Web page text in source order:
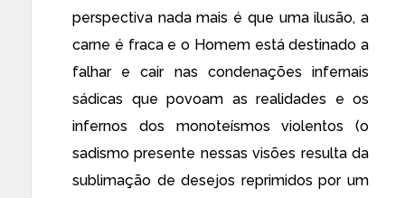
perspectiva nada mais é que uma ilusão, a
carne é fraca e o Homem está destinado a
falhar e cair nas condenações infernais
sádicas que povoam as realidades e os
infernos dos monoteísmos violentos (o
sadismo presente nessas visões resulta da
sublimação de desejos reprimidos por um